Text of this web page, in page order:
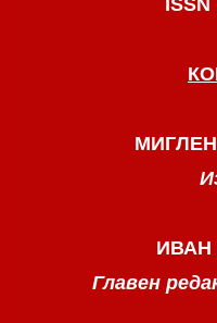
Главен